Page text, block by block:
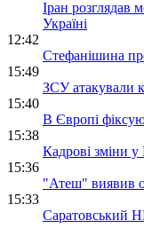
Іран розглядав
Україні
12:42
Стефанішина
15:49
ЗСУ атакували
15:40
В Європі
15:38
Кадрові зміни
15:36
"Атеш" виявив
15:33
Саратовський